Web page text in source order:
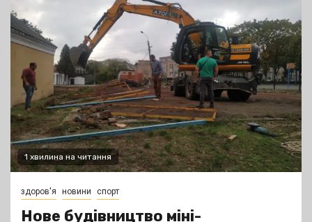
1 хвилина на читання
здоров'я новини спорт
Нове будівництво міні-